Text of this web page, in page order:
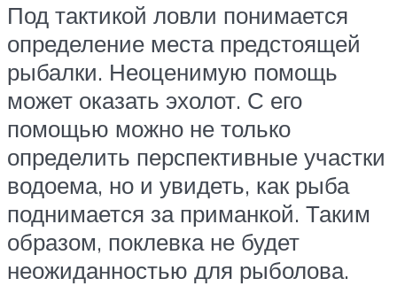
Под тактикой ловли понимается
определение места предстоящей
рыбалки. Неоценимую помощь
может оказать эхолот. С его
помощью можно не только
определить перспективные участки
водоема, но и увидеть, как рыба
поднимается за приманкой. Таким
образом, поклевка не будет
неожиданностью для рыболова.